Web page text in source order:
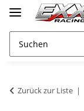
Zurück zur Liste